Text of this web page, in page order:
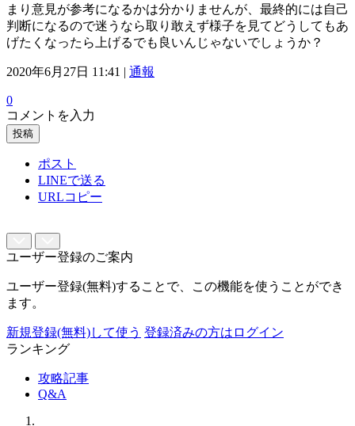
まり意見が参考になるかは分かりませんが、最終的には自己
判断になるので迷うなら取り敢えず様子を見てどうしてもあ
げたくなったら上げるでも良いんじゃないでしょうか？
2020年6月27日 11:41 | 通報
0
コメントを入力
投稿
ポスト
LINEで送る
URLコピー
ユーザー登録のご案内
ユーザー登録(無料)することで、この機能を使うことができ
ます。
新規登録(無料)して使う 登録済みの方はログイン
ランキング
攻略記事
Q&A